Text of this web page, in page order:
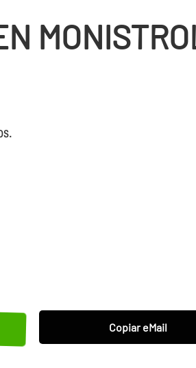
Copiar eMail